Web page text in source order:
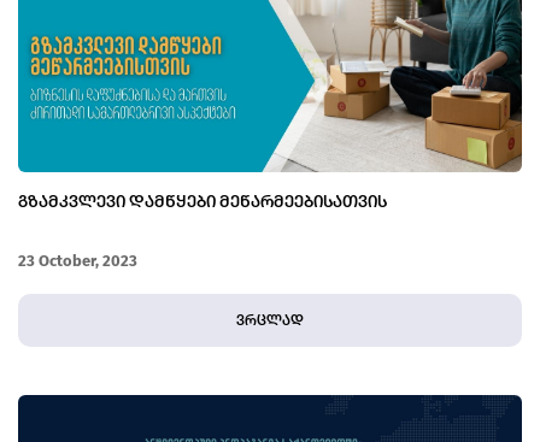
ᲒᲖᲐᲛᲙᲕᲚᲔᲕᲘ ᲓᲐᲛᲬᲧᲔᲑᲘ ᲛᲔᲬᲐᲠᲛᲔᲔᲑᲘᲡᲐᲗᲕᲘᲡ
23 October, 2023
ვრცლად